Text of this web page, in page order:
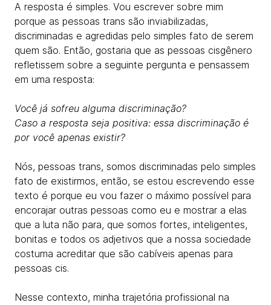
A resposta é simples. Vou escrever sobre mim
porque as pessoas trans são inviabilizadas,
discriminadas e agredidas pelo simples fato de serem
quem são. Então, gostaria que as pessoas cisgênero
refletissem sobre a seguinte pergunta e pensassem
em uma resposta:
Você já sofreu alguma discriminação?
Caso a resposta seja positiva: essa discriminação é
por você apenas existir?
Nós, pessoas trans, somos discriminadas pelo simples
fato de existirmos, então, se estou escrevendo esse
texto é porque eu vou fazer o máximo possível para
encorajar outras pessoas como eu e mostrar a elas
que a luta não para, que somos fortes, inteligentes,
bonitas e todos os adjetivos que a nossa sociedade
costuma acreditar que são cabíveis apenas para
pessoas cis.
Nesse contexto, minha trajetória profissional na